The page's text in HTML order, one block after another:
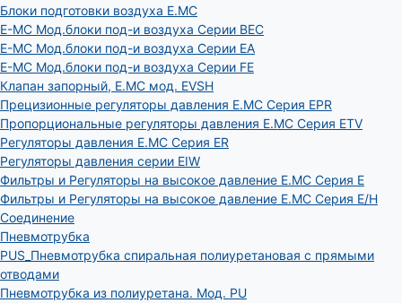
Блоки подготовки воздуха E.MC
E-MC Мод.блоки под-и воздуха Серии BEC
E-MC Мод.блоки под-и воздуха Серии EA
E-MC Мод.блоки под-и воздуха Серии FE
Клапан запорный, E.MC мод. EVSH
Прецизионные регуляторы давления E.MC Серия EPR
Пропорциональные регуляторы давления E.MC Серия ETV
Регуляторы давления E.MC Серия ER
Регуляторы давления серии EIW
Фильтры и Регуляторы на высокое давление E.MC Серия E
Фильтры и Регуляторы на высокое давление E.MC Серия E/H
Соединение
Пневмотрубка
PUS_Пневмотрубка спиральная полиуретановая с прямыми
отводами
Пневмотрубка из полиуретана. Мод. РU